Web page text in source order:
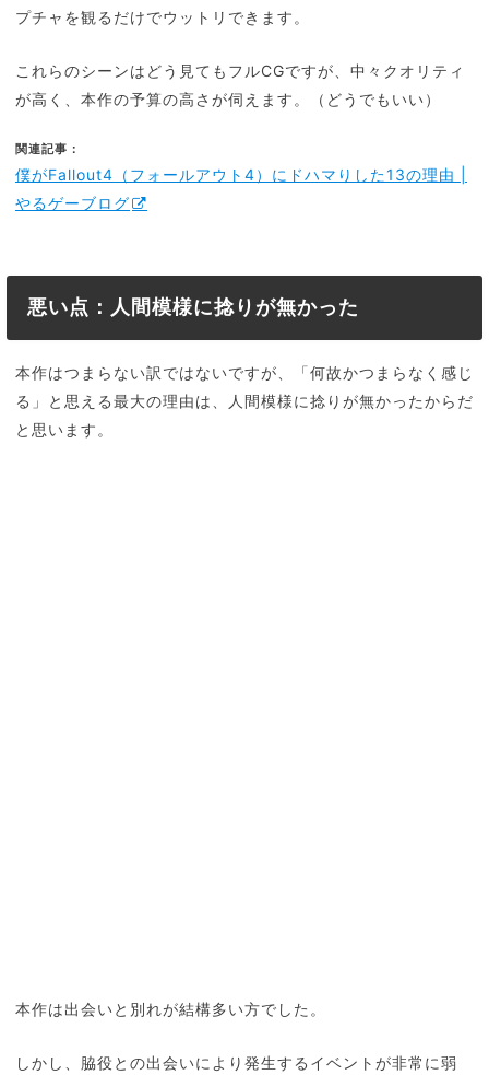
プチャを観るだけでウットリできます。
これらのシーンはどう見てもフルCGですが、中々クオリティ
が高く、本作の予算の高さが伺えます。（どうでもいい）
関連記事：
僕がFallout4（フォールアウト4）にドハマりした13の理由 |
やるゲーブログ
悪い点：人間模様に捻りが無かった
本作はつまらない訳ではないですが、「何故かつまらなく感じ
る」と思える最大の理由は、人間模様に捻りが無かったからだ
と思います。
本作は出会いと別れが結構多い方でした。
しかし、脇役との出会いにより発生するイベントが非常に弱